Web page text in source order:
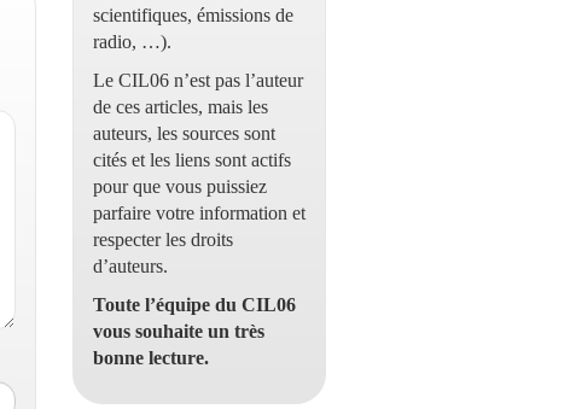
scientifiques, émissions de
radio, …).
Le CIL06 n’est pas l’auteur
de ces articles, mais les
auteurs, les sources sont
cités et les liens sont actifs
pour que vous puissiez
parfaire votre information et
respecter les droits
d’auteurs.
Toute l’équipe du CIL06
vous souhaite un très
bonne lecture.